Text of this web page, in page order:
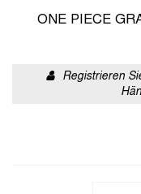
ONE PIECE
Registrieren